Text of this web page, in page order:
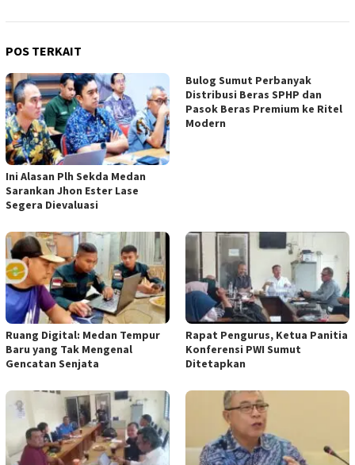
POS TERKAIT
Ini Alasan Plh Sekda Medan
Sarankan Jhon Ester Lase
Segera Dievaluasi
Bulog Sumut Perbanyak
Distribusi Beras SPHP dan
Pasok Beras Premium ke Ritel
Modern
Ruang Digital: Medan Tempur
Baru yang Tak Mengenal
Gencatan Senjata
Rapat Pengurus, Ketua Panitia
Konferensi PWI Sumut
Ditetapkan